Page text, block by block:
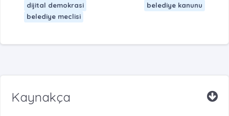
dijital demokrasi
belediye kanunu
belediye meclisi
Kaynakça